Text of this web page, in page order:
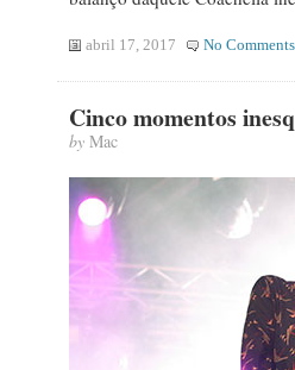
abril 17, 2017 No Comments
Cinco momentos
byMac